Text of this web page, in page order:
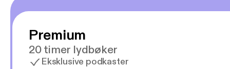
Premium
20 timer lydbøker
Eksklusive podkaster